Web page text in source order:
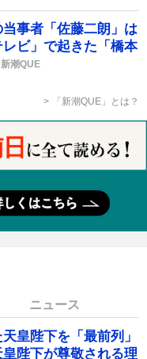
当事者「佐藤二朗」は
ビ」で起きた「橋本
新潮QUE
「新潮QUE」とは？
ニュース
皇陛下を「最前列」
陛下が尊敬される理